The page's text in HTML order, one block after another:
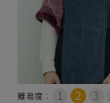
難易度：